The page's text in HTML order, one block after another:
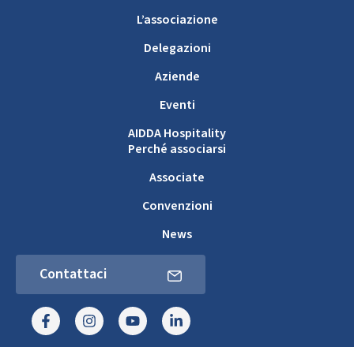
L’associazione
Delegazioni
Aziende
Eventi
AIDDA Hospitality
Perché associarsi
Associate
Convenzioni
News
Contattaci